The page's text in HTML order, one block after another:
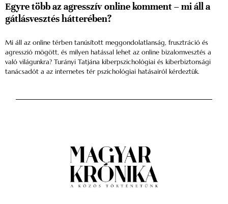
Egyre több az agresszív online komment – mi áll a
gátlásvesztés hátterében?
Mi áll az online térben tanúsított meggondolatlanság, frusztráció és
agresszió mögött, és milyen hatással lehet az online bizalomvesztés a
való világunkra? Turányi Tatjána kiberpszichológiai és kiberbiztonsági
tanácsadót a az internetes tér pszichológiai hatásairól kérdeztük.